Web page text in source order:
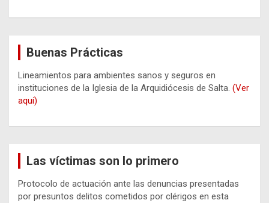
Buenas Prácticas
Lineamientos para ambientes sanos y seguros en
instituciones de la Iglesia de la Arquidiócesis de Salta. (Ver
aquí)
Las víctimas son lo primero
Protocolo de actuación ante las denuncias presentadas
por presuntos delitos cometidos por clérigos en esta